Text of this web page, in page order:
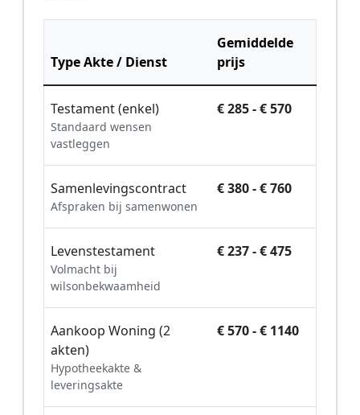
Type Akte / Dienst
Gemiddelde
prijs
Testament (enkel)
Standaard wensen
vastleggen
€ 285 - € 570
Samenlevingscontract
Afspraken bij samenwonen
€ 380 - € 760
Levenstestament
Volmacht bij
wilsonbekwaamheid
€ 237 - € 475
Aankoop Woning (2
akten)
Hypotheekakte &
leveringsakte
€ 570 - € 1140